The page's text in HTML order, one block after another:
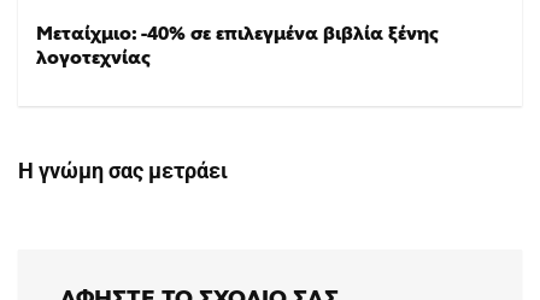
Μεταίχμιο: -40% σε επιλεγμένα βιβλία ξένης
λογοτεχνίας
Η γνώμη σας μετράει